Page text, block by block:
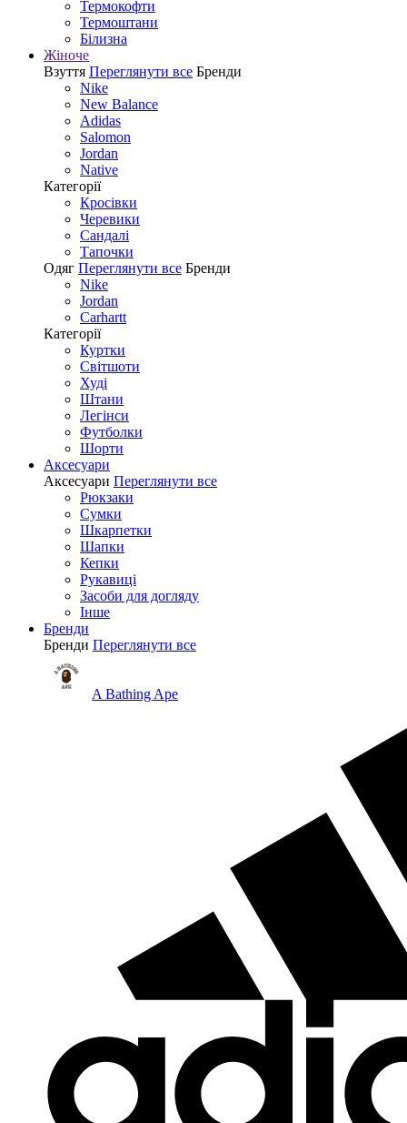
Термокофти
Термоштани
Білизна
Жіноче
Взуття Переглянути все Бренди
Nike
New Balance
Adidas
Salomon
Jordan
Native
Категорії
Кросівки
Черевики
Сандалі
Tапочки
Одяг Переглянути все Бренди
Nike
Jordan
Carhartt
Категорії
Куртки
Світшоти
Худі
Штани
Легінси
Футболки
Шорти
Аксесуари
Аксесуари Переглянути все
Рюкзаки
Сумки
Шкарпетки
Шапки
Кепки
Рукавиці
Засоби для догляду
Інше
Бренди
Бренди Переглянути все
A Bathing Ape